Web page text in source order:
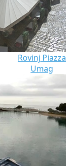
Rovinj Piazza
Umag